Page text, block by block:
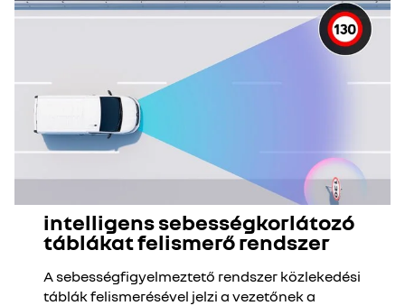
intelligens sebességkorlátozó
táblákat felismerő rendszer
A sebességfigyelmeztető rendszer közlekedési
táblák felismerésével jelzi a vezetőnek a